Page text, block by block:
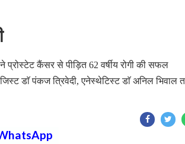
प्रोस्टेट कैंसर से पीड़ित 62 वर्षीय रोगी की सफल
डाॅ पंकज त्रिवेदी, एनेस्थेटिस्ट डाॅ अनिल भिवाल